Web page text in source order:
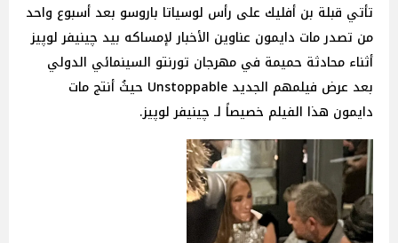
تأتي قبلة بن أفليك على رأس لوسياتا باروسو بعد أسبوع واحد
من تصدر مات دايمون عناوين الأخبار لإمساكه بيد چينيفر لوپيز
أثناء محادثة حميمة في مهرجان تورنتو السينمائي الدولي
بعد عرض فيلمهم الجديد Unstoppable حيثُ أنتج مات
دايمون هذا الفيلم خصيصاً لـ چينيفر لوپيز.